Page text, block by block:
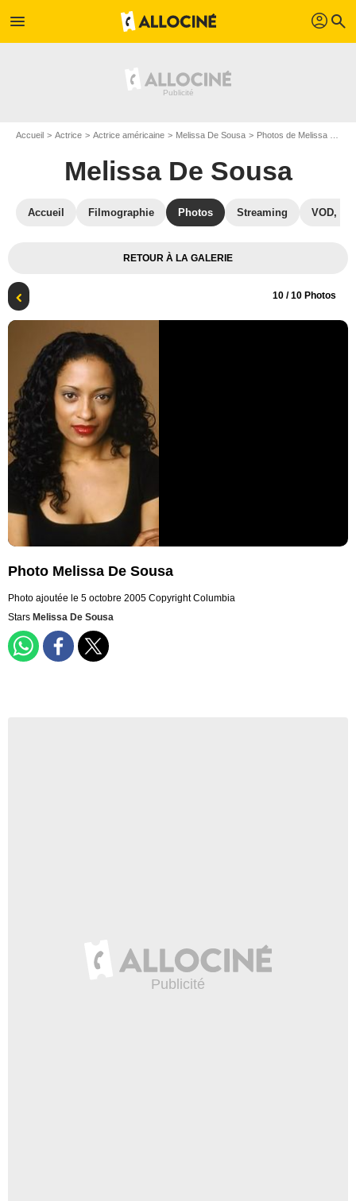
menu profil search
Accueil Actrice Actrice américaine Melissa De Sousa Photos de Melissa De Sousa
Melissa De Sousa
Accueil Filmographie Photos Streaming VOD,
RETOUR À LA GALERIE
10 / 10 Photos
Photo Melissa De Sousa
Photo ajoutée le 5 octobre 2005 Copyright Columbia
Stars Melissa De Sousa